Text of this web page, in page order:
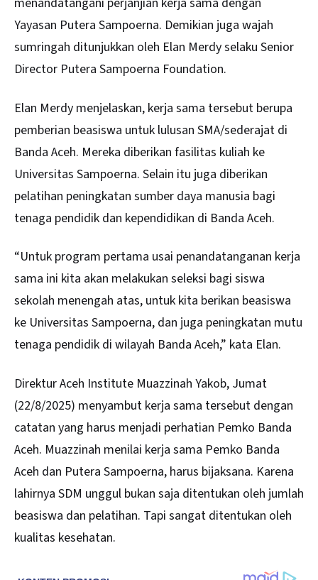
Yayasan Putera Sampoerna. Demikian juga wajah
sumringah ditunjukkan oleh Elan Merdy selaku Senior
Director Putera Sampoerna Foundation.
Elan Merdy menjelaskan, kerja sama tersebut berupa
pemberian beasiswa untuk lulusan SMA/sederajat di
Banda Aceh. Mereka diberikan fasilitas kuliah ke
Universitas Sampoerna. Selain itu juga diberikan
pelatihan peningkatan sumber daya manusia bagi
tenaga pendidik dan kependidikan di Banda Aceh.
“Untuk program pertama usai penandatanganan kerja
sama ini kita akan melakukan seleksi bagi siswa
sekolah menengah atas, untuk kita berikan beasiswa
ke Universitas Sampoerna, dan juga peningkatan mutu
tenaga pendidik di wilayah Banda Aceh,” kata Elan.
Direktur Aceh Institute Muazzinah Yakob, Jumat
(22/8/2025) menyambut kerja sama tersebut dengan
catatan yang harus menjadi perhatian Pemko Banda
Aceh. Muazzinah menilai kerja sama Pemko Banda
Aceh dan Putera Sampoerna, harus bijaksana. Karena
lahirnya SDM unggul bukan saja ditentukan oleh jumlah
beasiswa dan pelatihan. Tapi sangat ditentukan oleh
kualitas kesehatan.